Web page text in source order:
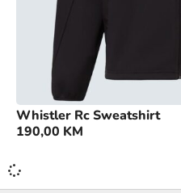
Whistler Rc Sweatshirt
190,00 KM